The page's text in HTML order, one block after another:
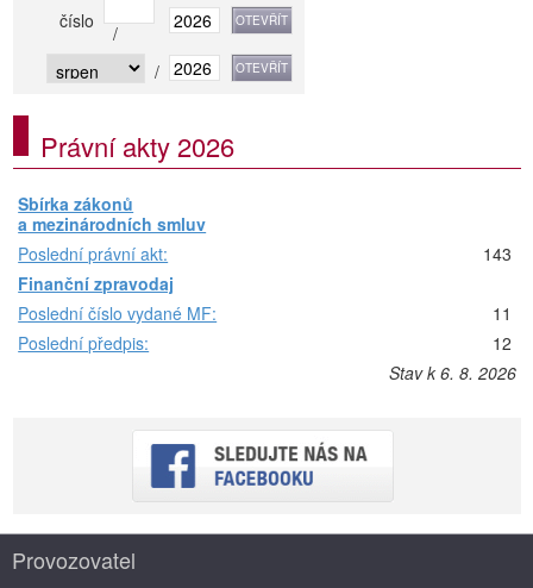
číslo
/
/
Právní akty 2026
Sbírka zákonů
a mezinárodních smluv
Poslední právní akt:
143
Finanční zpravodaj
Poslední číslo vydané MF:
11
Poslední předpis:
12
Stav k 6. 8. 2026
Provozovatel